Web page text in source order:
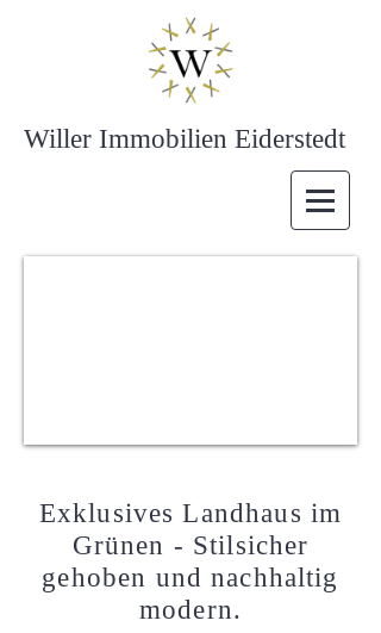
Willer Immobilien Eiderstedt
Exklusives Landhaus im
Grünen - Stilsicher
gehoben und nachhaltig
modern.